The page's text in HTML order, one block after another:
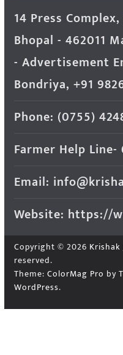
14 Press
Bhopal - 462011
- Advertisement
Bondriya, +91
Phone: (0755)
Farmer Help Line-
Email:
Website: https://
Copyright © 2026
reserved.
Theme: ColorMag Pro by
WordPress.